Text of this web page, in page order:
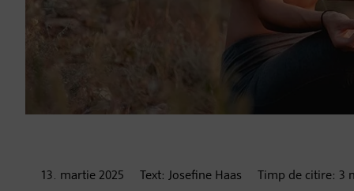
13. martie 2025 Text: Josefine Haas Timp de citire: 3